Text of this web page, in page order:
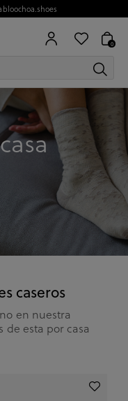
0
caseros
en nuestra
de esta por casa